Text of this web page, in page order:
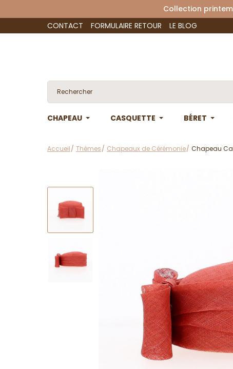
Collection
CONTACT
FORMULAIRE RETOUR LE BLOG
CHAPEAU CASQUETTE BÉRET
Accueil Thèmes Chapeaux de Cérémonie Chapeau